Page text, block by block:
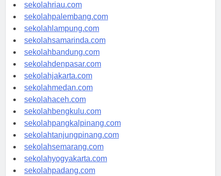
sekolahriau.com
sekolahpalembang.com
sekolahlampung.com
sekolahsamarinda.com
sekolahbandung.com
sekolahdenpasar.com
sekolahjakarta.com
sekolahmedan.com
sekolahaceh.com
sekolahbengkulu.com
sekolahpangkalpinang.com
sekolahtanjungpinang.com
sekolahsemarang.com
sekolahyogyakarta.com
sekolahpadang.com